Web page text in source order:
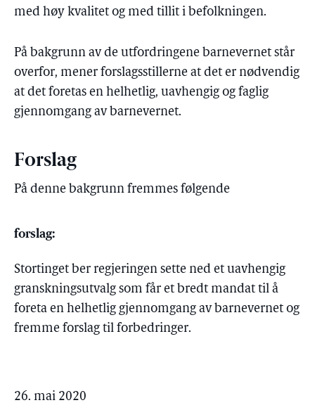
med høy kvalitet og med tillit i befolkningen.
På bakgrunn av de utfordringene barnevernet står
overfor, mener forslagsstillerne at det er nødvendig
at det foretas en helhetlig, uavhengig og faglig
gjennomgang av barnevernet.
Forslag
På denne bakgrunn fremmes følgende
forslag:
Stortinget ber regjeringen sette ned et uavhengig
granskningsutvalg som får et bredt mandat til å
foreta en helhetlig gjennomgang av barnevernet og
fremme forslag til forbedringer.
26. mai 2020